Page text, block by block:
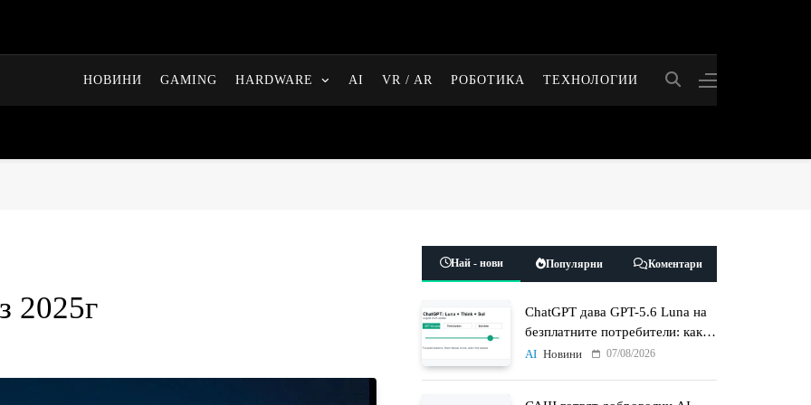
НОВИНИ GAMING HARDWARE AI VR / AR РОБОТИКА ТЕХНОЛОГИИ
2025г
Най - нови Популярни Коментари
ChatGPT дава GPT-5.6 Luna на
безплатните потребители: какво
променят Think бутонът и
AI Новини 07/08/2026